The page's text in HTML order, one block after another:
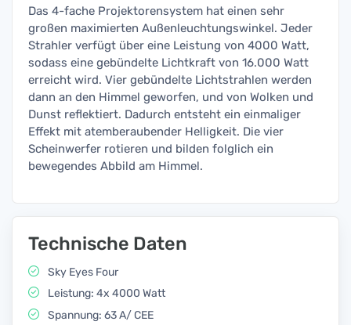
Das 4-fache Projektorensystem hat einen sehr
großen maximierten Außenleuchtungswinkel. Jeder
Strahler verfügt über eine Leistung von 4000 Watt,
sodass eine gebündelte Lichtkraft von 16.000 Watt
erreicht wird. Vier gebündelte Lichtstrahlen werden
dann an den Himmel geworfen, und von Wolken und
Dunst reflektiert. Dadurch entsteht ein einmaliger
Effekt mit atemberaubender Helligkeit. Die vier
Scheinwerfer rotieren und bilden folglich ein
bewegendes Abbild am Himmel.
Technische Daten
Sky Eyes Four
Leistung: 4x 4000 Watt
Spannung: 63 A/ CEE